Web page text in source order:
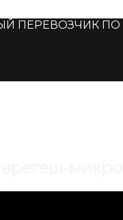
ПЕРЕВОЗЧИК ПО